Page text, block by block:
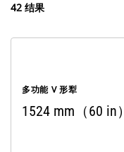
42 结果
多功能 V 形犁
1524 mm（60 in）